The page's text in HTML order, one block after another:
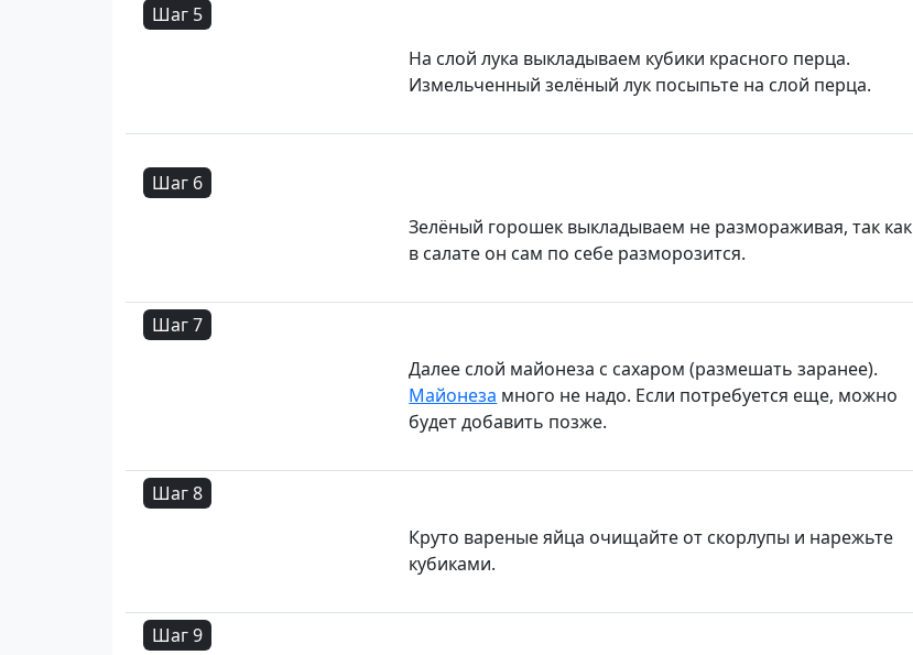
Шаг 5
На слой лука выкладываем кубики красного перца.
Измельченный зелёный лук посыпьте на слой перца.
Шаг 6
Зелёный горошек выкладываем не размораживая, так как
в салате он сам по себе разморозится.
Шаг 7
Далее слой майонеза с сахаром (размешать заранее).
Майонеза много не надо. Если потребуется еще, можно
будет добавить позже.
Шаг 8
Круто вареные яйца очищайте от скорлупы и нарежьте
кубиками.
Шаг 9